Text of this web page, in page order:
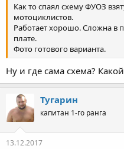
Как то спаял схему ФУОЗ
мотоциклистов.
Работает хорошо. Сложна в
плате.
Фото готового варианта.
Ну и где сама схема?
Тугарин
капитан 1-го ранга
13.12.2017